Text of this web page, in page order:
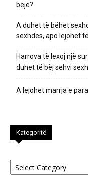
bëjë?
A duhet të bëhet
sexhdes, apo lejohet
Harrova të lexoj një
duhet të bëj sehvi
A lejohet marrja e
Kategoritë
Kategoritë